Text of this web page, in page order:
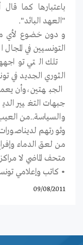
باعتبارها كما
"العهد البائد".
و دون خضوع لأي
التونسيين في
تلك التي
الثوري الجديد في
الجبهتين،وأن
جبهات التغيير
والسياسة..من
وثورتهم
من لعق الدماء
متحف الماضي لا مراكز
• كاتب وإعلامي
09/08/2011